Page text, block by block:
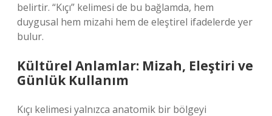
belirtir. “Kıçı” kelimesi de bu bağlamda, hem
duygusal hem mizahi hem de eleştirel ifadelerde yer
bulur.
Kültürel Anlamlar: Mizah, Eleştiri ve
Günlük Kullanım
Kıçı kelimesi yalnızca anatomik bir bölgeyi